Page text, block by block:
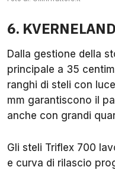
6.
Dalla gestione della
principale a 35
ranghi di steli con
mm garantiscono il
anche con grandi
Gli steli Triflex 700
e curva di rilascio